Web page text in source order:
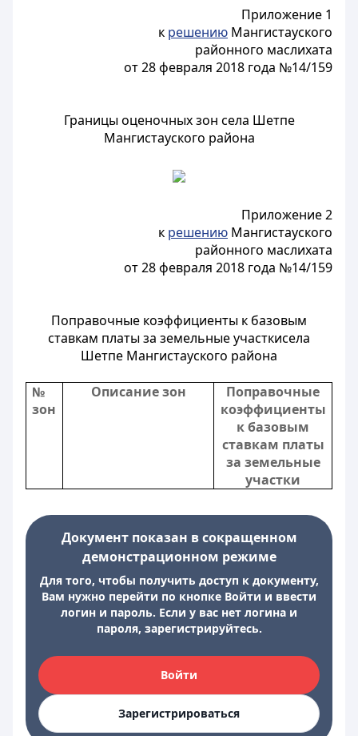
Приложение 1
к решению Мангистауского
районного маслихата
от 28 февраля 2018 года №14/159
Границы оценочных зон села Шетпе
Мангистауского района
Приложение 2
к решению Мангистауского
районного маслихата
от 28 февраля 2018 года №14/159
Поправочные коэффициенты к базовым
ставкам платы за земельные участкисела
Шетпе Мангистауского района
№
зон
Описание зон
Поправочные
коэффициенты
к базовым
ставкам платы
за земельные
участки
Документ показан в сокращенном
демонстрационном режиме
Для того, чтобы получить доступ к документу,
Вам нужно перейти по кнопке Войти и ввести
логин и пароль. Если у вас нет логина и
пароля, зарегистрируйтесь.
Войти
Зарегистрироваться